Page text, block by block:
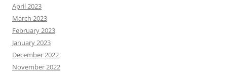
April 2023
March 2023
February 2023
January 2023
December 2022
November 2022